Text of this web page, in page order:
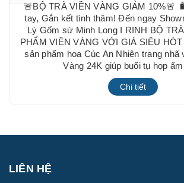
🚨BỘ TRÀ VIỀN VÀNG GIẢM 10%🚨
tay, Gắn kết tình thâm! Đến ngay
Lý Gốm sứ Minh Long I RINH BỘ
PHẨM VIỀN VÀNG VỚI GIÁ SIÊU
sản phẩm hoa Cúc An Nhiên trang nhã
Vàng 24K giúp buổi tụ họp
Chi tiết
LIÊN HỆ